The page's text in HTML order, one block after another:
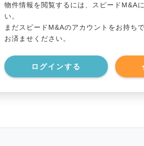
物件情報を閲覧するには、スピードM&A
い。
まだスピードM&Aのアカウントをお持ち
お済ませください。
ログインする
********************
********************
********************
駅
契